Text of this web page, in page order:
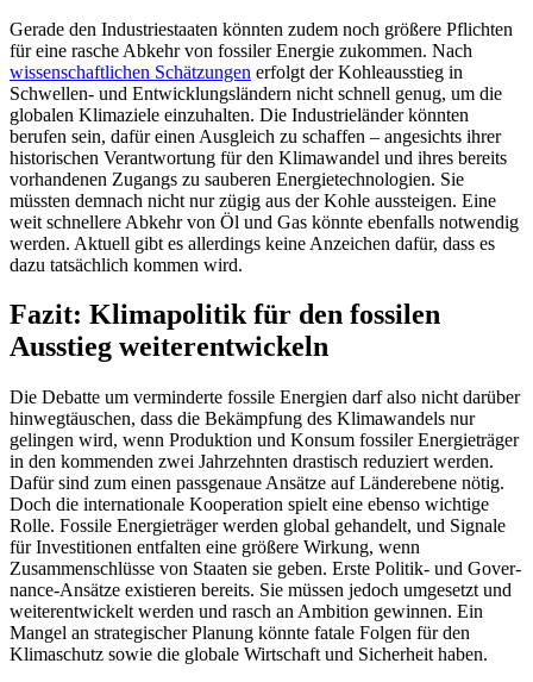
Gerade den Industriestaaten könnten zudem noch größere Pflichten
für eine rasche Abkehr von fossiler Energie zukom­men. Nach
wissenschaftlichen Schätzungen erfolgt der Kohleausstieg in
Schwellen- und Entwicklungsländern nicht schnell genug, um die
globalen Klimaziele einzuhalten. Die Industrieländer könnten
berufen sein, dafür einen Ausgleich zu schaffen – an­gesichts ihrer
historischen Verantwortung für den Klimawandel und ihres bereits
vorhandenen Zugangs zu sauberen Energie­technologien. Sie
müssten demnach nicht nur zügig aus der Kohle aussteigen. Eine
weit schnellere Abkehr von Öl und Gas könnte ebenfalls notwendig
werden. Aktu­ell gibt es allerdings keine Anzeichen dafür, dass es
dazu tatsächlich kommen wird.
Fazit: Klimapolitik für den fossi­len
Ausstieg weiterentwickeln
Die Debatte um verminderte fossile Ener­gien darf also nicht darüber
hinweg­täu­schen, dass die Bekämpfung des Klima­wandels nur
gelingen wird, wenn Produ­ktion und Kon­sum fossiler Energieträger
in den kommen­den zwei Jahrzehnten drastisch reduziert werden.
Dafür sind zum einen passgenaue Ansätze auf Länderebene nötig.
Doch die internationale Kooperation spielt eine eben­so wichtige
Rolle. Fossile Energieträger wer­den global gehandelt, und Signale
für Inves­titionen entfalten eine größere Wir­kung, wenn
Zusammenschlüsse von Staa­ten sie geben. Erste Politik- und Gover­
nance-Ansätze existieren bereits. Sie müssen je­doch umgesetzt und
weiterentwickelt wer­den und rasch an Ambition gewinnen. Ein
Mangel an strategischer Planung könnte fatale Folgen für den
Klimaschutz sowie die globale Wirtschaft und Sicherheit haben.